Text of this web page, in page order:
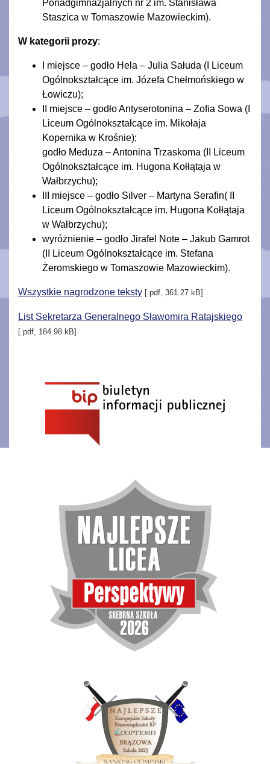
Ponadgimnazjalnych nr 2 im. Stanisława
Staszica w Tomaszowie Mazowieckim).
W kategorii prozy:
I miejsce – godło Hela – Julia Sałuda (I Liceum
Ogólnokształcące im. Józefa Chełmońskiego w
Łowiczu);
II miejsce – godło Antyserotonina – Zofia Sowa (I
Liceum Ogólnokształcące im. Mikołaja
Kopernika w Krośnie);
godło Meduza – Antonina Trzaskoma (II Liceum
Ogólnokształcące im. Hugona Kołłątaja w
Wałbrzychu);
III miejsce – godło Silver – Martyna Serafin( II
Liceum Ogólnokształcące im. Hugona Kołłątaja
w Wałbrzychu);
wyróżnienie – godło Jirafel Note – Jakub Gamrot
(II Liceum Ogólnokształcące im. Stefana
Żeromskiego w Tomaszowie Mazowieckim).
Wszystkie nagrodzone teksty [.pdf, 361.27 kB]
List Sekretarza Generalnego Sławomira Ratajskiego
[.pdf, 184.98 kB]